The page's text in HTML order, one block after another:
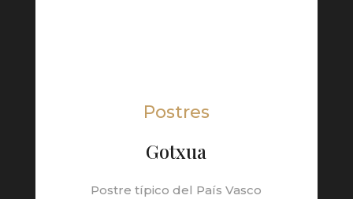
Postres
Gotxua
Postre típico del País Vasco